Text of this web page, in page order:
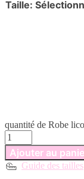
Taille:
quantité de Robe
Ajouter au
Guide des tailles